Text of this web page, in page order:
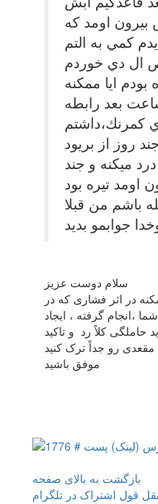
اومد كه
كمي به التم
ال دي خوردم
بودم ايا ممكنه
بعد رابطه
كمرنك،داشتم
روز از بريود
ميكنه و جند
اومد تيره بود
باشم من قبلا
جوابمو بديد
سلام دوست عزیز
در اثر فشاری که در
،انجام گرفته ، ایجاد
کلاً رد و تاکید
مقعدی رو جداً ترک کنید
موفق باشید
بازگشت به بالای صفحه
نقل قول اشتراک در تلگرام